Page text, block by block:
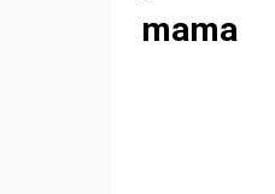
mama